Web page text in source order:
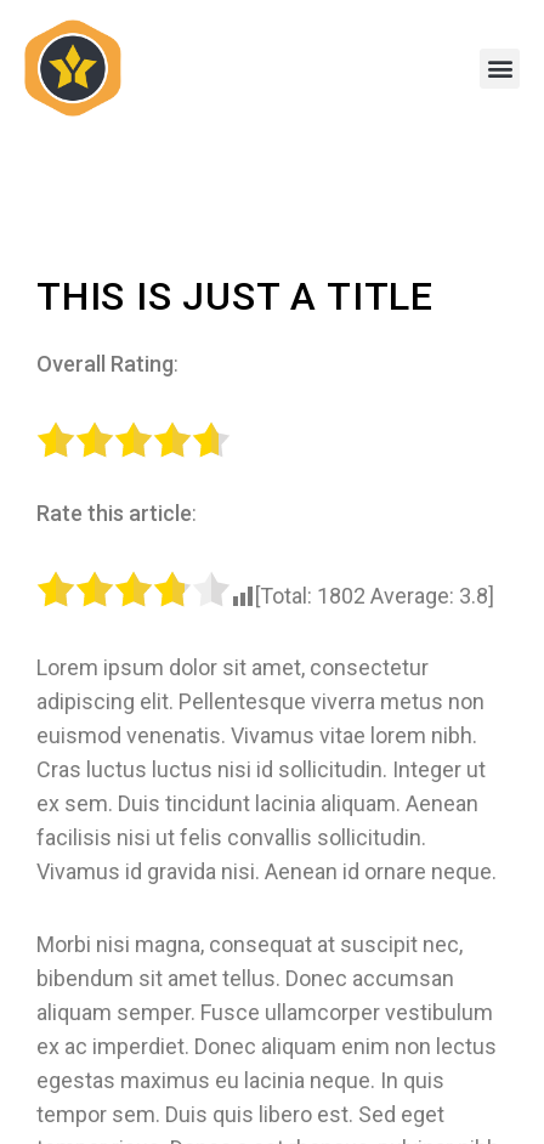
content
THIS IS JUST A TITLE
Overall Rating:
Rate this article:
[Total: 1802 Average: 3.8]
Lorem ipsum dolor sit amet, consectetur
adipiscing elit. Pellentesque viverra metus non
euismod venenatis. Vivamus vitae lorem nibh.
Cras luctus luctus nisi id sollicitudin. Integer ut
ex sem. Duis tincidunt lacinia aliquam. Aenean
facilisis nisi ut felis convallis sollicitudin.
Vivamus id gravida nisi. Aenean id ornare neque.
Morbi nisi magna, consequat at suscipit nec,
bibendum sit amet tellus. Donec accumsan
aliquam semper. Fusce ullamcorper vestibulum
ex ac imperdiet. Donec aliquam enim non lectus
egestas maximus eu lacinia neque. In quis
tempor sem. Duis quis libero est. Sed eget